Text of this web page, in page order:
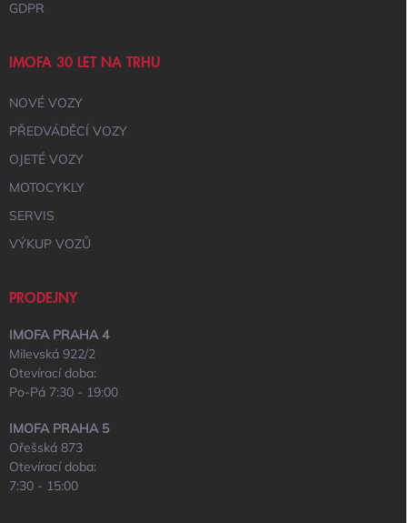
GDPR
IMOFA 30 LET NA TRHU
NOVÉ VOZY
PŘEDVÁDĚCÍ VOZY
OJETÉ VOZY
MOTOCYKLY
SERVIS
VÝKUP VOZŮ
PRODEJNY
IMOFA PRAHA 4
Milevská 922/2
Otevírací doba:
Po-Pá 7:30 - 19:00
IMOFA PRAHA 5
Ořešská 873
Otevírací doba:
7:30 - 15:00